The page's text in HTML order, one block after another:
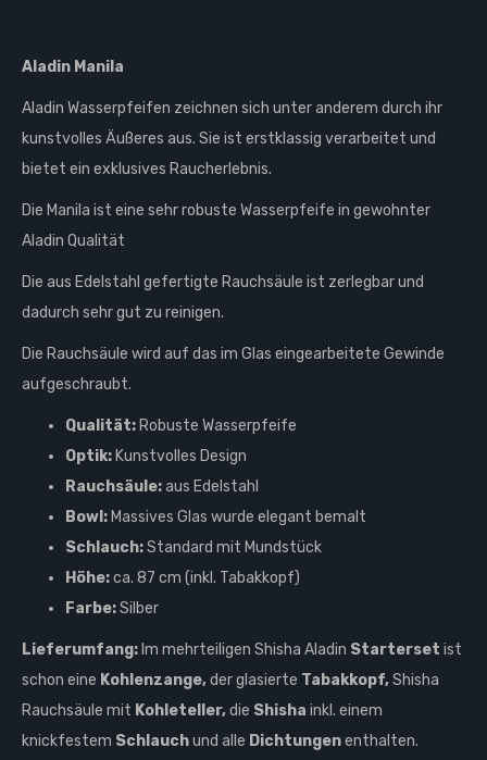
Aladin Manila
Aladin Wasserpfeifen zeichnen sich unter anderem durch ihr
kunstvolles Äußeres aus. Sie ist erstklassig verarbeitet und
bietet ein exklusives Raucherlebnis.
Die Manila ist eine sehr robuste Wasserpfeife in gewohnter
Aladin Qualität
Die aus Edelstahl gefertigte Rauchsäule ist zerlegbar und
dadurch sehr gut zu reinigen.
Die Rauchsäule wird auf das im Glas eingearbeitete Gewinde
aufgeschraubt.
Qualität: Robuste Wasserpfeife
Optik: Kunstvolles Design
Rauchsäule:aus Edelstahl
Bowl: Massives Glas wurde elegant bemalt
Schlauch:Standard mit Mundstück
Höhe:ca. 87 cm (inkl. Tabakkopf)
Farbe:Silber
Lieferumfang: Im mehrteiligen Shisha Aladin Starterset ist
schon eine Kohlenzange,der glasierte Tabakkopf,Shisha
Rauchsäule mit Kohleteller,die Shisha inkl. einem
knickfestem Schlauchund alle Dichtungenenthalten.